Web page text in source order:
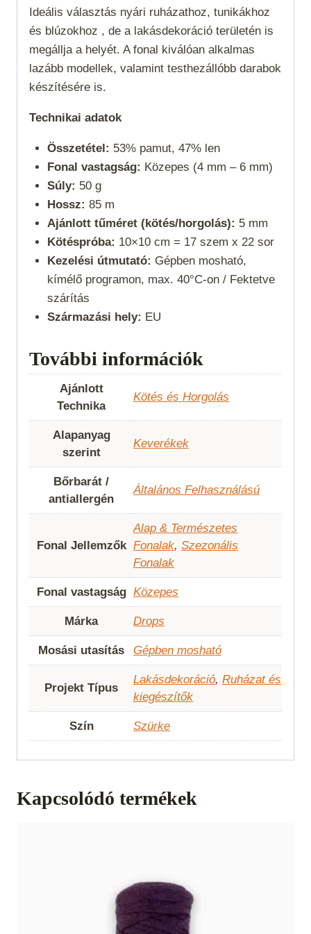
Ideális választás nyári ruházathoz, tunikákhoz
és blúzokhoz , de a lakásdekoráció területén is
megállja a helyét. A fonal kiválóan alkalmas
lazább modellek, valamint testhezállóbb darabok
készítésére is.
Technikai adatok
Összetétel: 53% pamut, 47% len
Fonal vastagság: Közepes (4 mm – 6 mm)
Súly: 50 g
Hossz: 85 m
Ajánlott tűméret (kötés/horgolás): 5 mm
Kötéspróba: 10×10 cm = 17 szem x 22 sor
Kezelési útmutató: Gépben mosható,
kímélő programon, max. 40°C-on / Fektetve
szárítás
Származási hely: EU
További információk
Ajánlott
Technika
Kötés és Horgolás
Alapanyag
szerint
Keverékek
Bőrbarát /
antiallergén
Általános Felhasználású
Fonal Jellemzők
Alap & Természetes
Fonalak, Szezonális
Fonalak
Fonal vastagság Közepes
Márka Drops
Mosási utasítás Gépben mosható
Projekt Típus
Lakásdekoráció, Ruházat és
kiegészítők
Szín Szürke
Kapcsolódó termékek